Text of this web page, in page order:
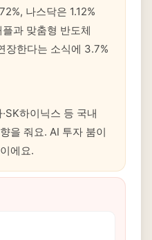
나스닥은 1.12%
과 맞춤형 반도체
장한다는 소식에 3.7%
하이닉스 등 국내
을 줘요. AI 투자 붐이
에요.